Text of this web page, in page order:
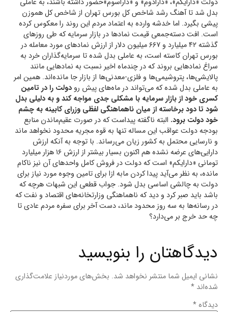
بدل شد تا آهنگ رشد شاخص کل بورس تهران از شاخص کل هموزن
پیشی بگیرد. اما خدشه وارده به اعتماد مردم این روند را معکوس کرده
است. افت دسته‌جمعی قیمت نمادها در بازار سرمایه که طی روزهای
گذشته ۴۲ میلیارد و ۶۶۷ میلیون دلار از ارزش نمادهای مورد معامله در
بورس تهران کاسته است، به عاملی بدل شده تا سرمایه‌گذاران خرد به
سراغ نمادهایی بروند که در چندماه اخیر نسبت به نمادهایی مانند
پالایشی‌ها، پتروشیمی‌ها و فلزی-معدنی‌ها از بازار جا مانده‌اند. همین امر
به عاملی بدل شده که می‌تواند در ماه‌های پیش رو دولت را در تامین
کسری خود از بازار سرمایه با مشکلی جدی مواجه کند و به دلیلی بدل
شود تا دود برخاسته از میان ناهماهنگی لفظی وزرای کابینه به چشم
خود دولت برود. البته ناگفته پیداست که در صورت عقیم‌ماندن منابع
بودجه دولت عواقب این مساله تنها به قوه مجریه محدود نخواهد ماند
و نارسایی محتمل به کشور زیان می‌رساند. با توجه به آنکه ارزش
دارایی‌های عرضه نشده هم اکنون بسیار بیشتر از ارزش ۱۶ هزار میلیارد
تومانی «دارایکم» است که دولت در فروش کامل واحدهای آن نیز ناکام
مانده، به نظر می‌آید پیدا کردن مابه ازا برای تامین وجوه مورد نیاز برای
دولت به چالشی اساسی بدل شود. جواب قطعی این شبهات هرچه که
باشد باید صبر کرد و دید که ناهماهنگی وزارتخانه‌های اقتصاد و نفت که
در رسانه‌ها به سه روز محدود ماند، دست آخر برای سفره مردم عادی تا
چه حد خرج بر می‌دارد؟
دیدگاهتان را بنویسید
نشانی ایمیل شما منتشر نخواهد شد. بخش‌های موردنیاز علامت‌گذاری
شده‌اند *
دیدگاه *